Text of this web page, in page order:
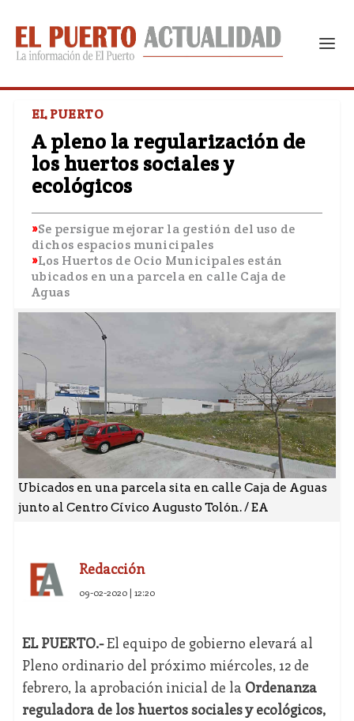
EL PUERTO
A pleno la regularización de
los huertos sociales y
ecológicos
Se persigue mejorar la gestión del uso de
dichos espacios municipales
Los Huertos de Ocio Municipales están
ubicados en una parcela en calle Caja de
Aguas
Ubicados en una parcela sita en calle Caja de Aguas
junto al Centro Cívico Augusto Tolón. / EA
Redacción
09-02-2020 | 12:20
EL PUERTO.-El equipo de gobierno elevará al
Pleno ordinario del próximo miércoles, 12 de
febrero, la aprobación inicial de la Ordenanza
reguladora de los huertos sociales y ecológicos,